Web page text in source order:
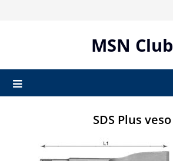
MSN Club
SDS Plus veso